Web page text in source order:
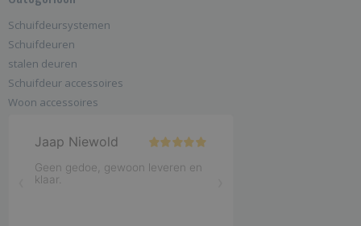
Schuifdeursystemen
Schuifdeuren
stalen deuren
Schuifdeur accessoires
Woon accessoires